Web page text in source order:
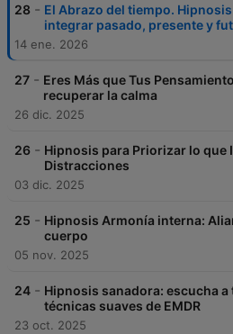
28 - El Abrazo del tiempo.
integrar pasado, presente y
14 ene. 2026
27 - Eres Más que Tus
recuperar la calma
26 dic. 2025
26 - Hipnosis para Priorizar lo que
Distracciones
03 dic. 2025
25 - Hipnosis Armonía interna:
cuerpo
05 nov. 2025
24 - Hipnosis sanadora: escucha
técnicas suaves de EMDR
23 oct. 2025